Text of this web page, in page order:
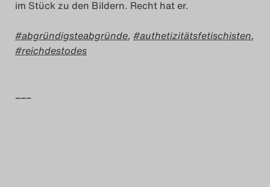
im Stück zu den Bildern. Recht hat er.
abgründigsteabgründe, authetizitätsfetischisten,
reichdestodes
–––